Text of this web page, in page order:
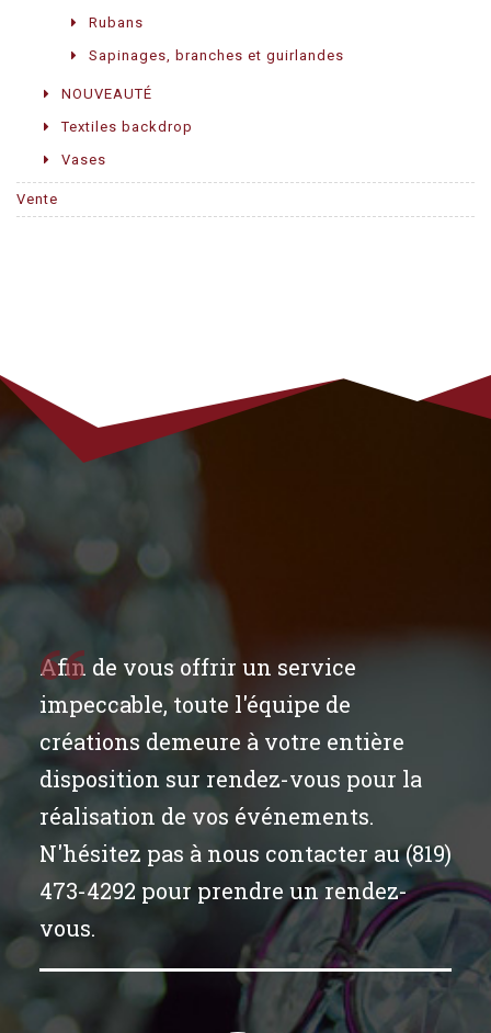
Rubans
Sapinages, branches et guirlandes
NOUVEAUTÉ
Textiles backdrop
Vases
Vente
Afin de vous offrir un service
impeccable, toute l'équipe de
créations demeure à votre entière
disposition sur rendez-vous pour la
réalisation de vos événements.
N'hésitez pas à nous contacter au (819)
473-4292 pour prendre un rendez-
vous.